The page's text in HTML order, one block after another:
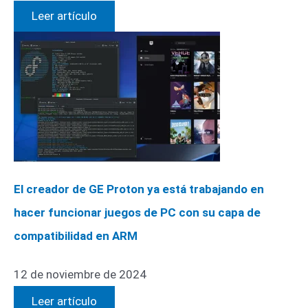
Leer artículo
El creador de GE Proton ya está trabajando en
hacer funcionar juegos de PC con su capa de
compatibilidad en ARM
12 de noviembre de 2024
Leer artículo